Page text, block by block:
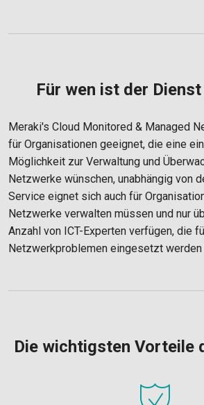
Für wen ist der
Meraki's Cloud Monitored & Managed
für Organisationen geeignet, die eine
Möglichkeit zur Verwaltung und
Netzwerke wünschen, unabhängig von
Service eignet sich auch für
Netzwerke verwalten müssen und nur
Anzahl von ICT-Experten verfügen, die
Netzwerkproblemen eingesetzt werden
Die wichtigsten Vorteile